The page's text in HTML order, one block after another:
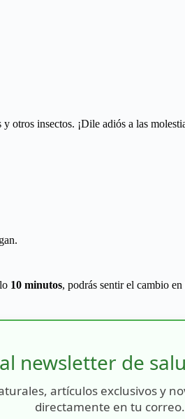
insectos. ¡Dile adiós a las
10 minutos, podrás sentir el cambio
newsletter de
artículos exclusivos y
directamente en tu correo.